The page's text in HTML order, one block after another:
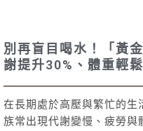
別再盲目喝水！「黃
謝提升30%、體重輕鬆
在長期處於高壓與繁忙的生
族常出現代謝變慢、疲勞與